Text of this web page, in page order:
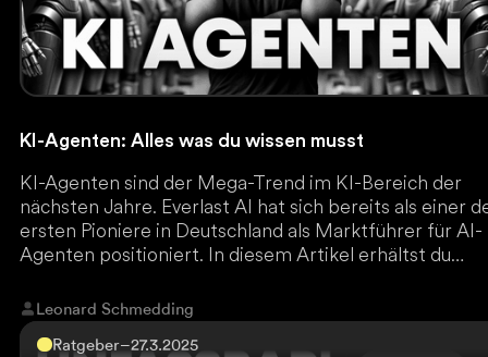
KI-Agenten: Alles was du wissen musst
KI-Agenten sind der Mega-Trend im KI-Bereich der
nächsten Jahre. Everlast AI hat sich bereits als einer
ersten Pioniere in Deutschland als Marktführer für AI-
Agenten positioniert. In diesem Artikel erhältst du
Agenten wirklich sind und wie du davon profitierst.
Leonard Schmedding
Ratgeber–27.3.2025